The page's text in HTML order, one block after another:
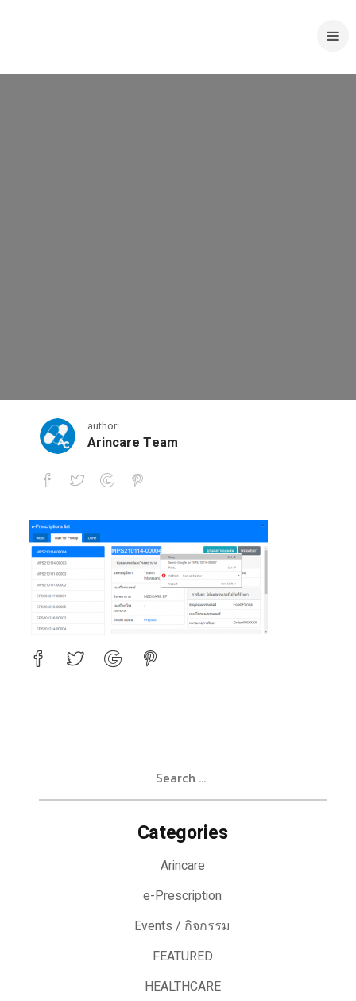
รูปภาพ5
author:
Arincare Team
รูปภาพ5
Categories
Arincare
e-Prescription
Events / กิจกรรม
FEATURED
HEALTHCARE